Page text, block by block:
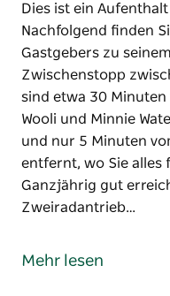
Dies ist ein
Nachfolgend finden
Gastgebers zu
Zwischenstopp
sind etwa 30
Wooli und Minnie
und nur 5 Minuten
entfernt, wo Sie alles
Ganzjährig gut
Zweiradantrieb…
Nachfolgend finden
Mehr lesen